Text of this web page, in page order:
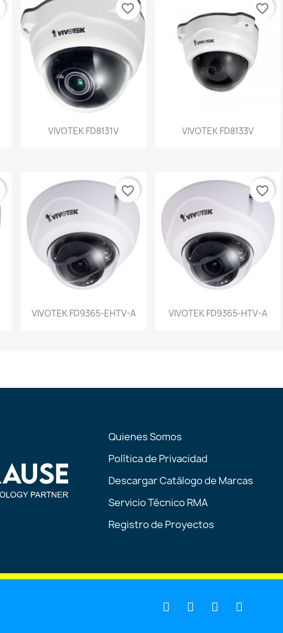
Vista rápida
VIVOTEK FD8131V
favorite_border
Vista rápida
VIVOTEK FD8133V
favorite_border
Vista rápida
VIVOTEK FD9365-EHTV-A
favorite_border
Vista rápida
VIVOTEK FD9365-HTV-A
favorite_border
Quienes Somos
Política de Privacidad
Descargar Catálogo de Marcas
Servicio Técnico RMA
Registro de Proyectos